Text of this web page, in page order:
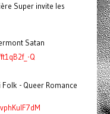
Super invite les
Satan
Q
Folk - Queer Romance